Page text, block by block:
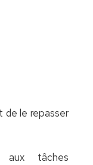
de le repasser
aux tâches